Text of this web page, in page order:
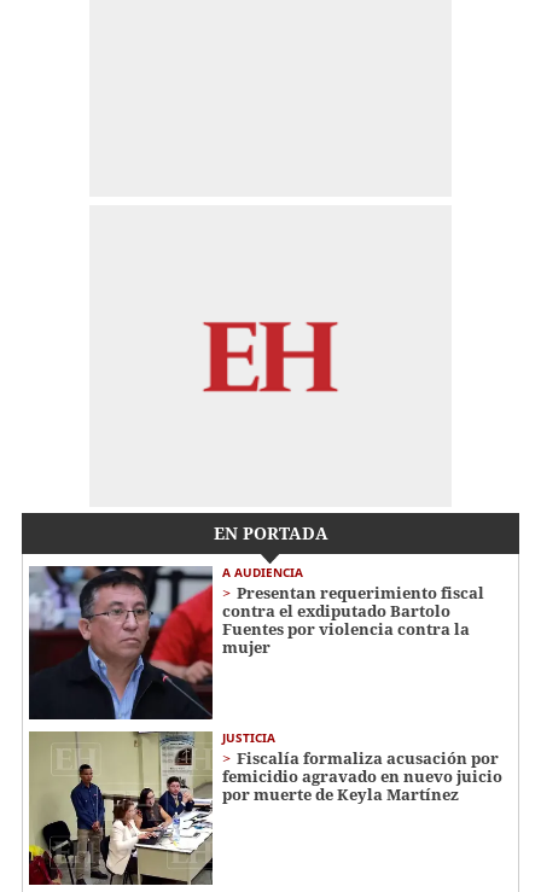
EN PORTADA
A AUDIENCIA
Presentan requerimiento fiscal
contra el exdiputado Bartolo
Fuentes por violencia contra la
mujer
JUSTICIA
Fiscalía formaliza acusación por
femicidio agravado en nuevo juicio
por muerte de Keyla Martínez